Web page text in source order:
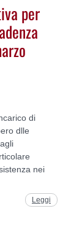
per
di
dlle
nei
Leggi